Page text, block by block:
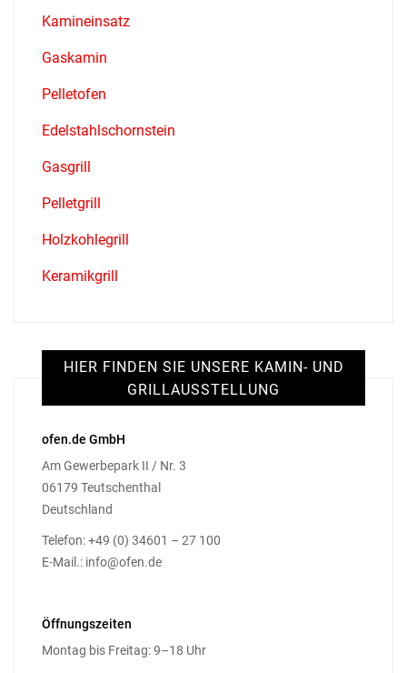
Kamineinsatz
Gaskamin
Pelletofen
Edelstahlschornstein
Gasgrill
Pelletgrill
Holzkohlegrill
Keramikgrill
HIER FINDEN SIE UNSERE KAMIN- UND
GRILLAUSSTELLUNG
ofen.de GmbH
Am Gewerbepark II / Nr. 3
06179 Teutschenthal
Deutschland
Telefon: +49 (0) 34601 – 27 100
E-Mail.: info@ofen.de
Öffnungszeiten
Montag bis Freitag: 9–18 Uhr